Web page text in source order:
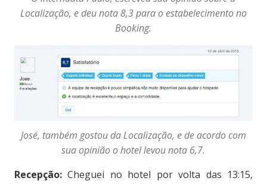
Localização, e deu nota 8,3 para o estabelecimento no
Booking.
José, também gostou da Localização, e de acordo com
sua opinião o hotel levou nota 6,7.
Recepção:Cheguei no hotel por volta das 13:15,